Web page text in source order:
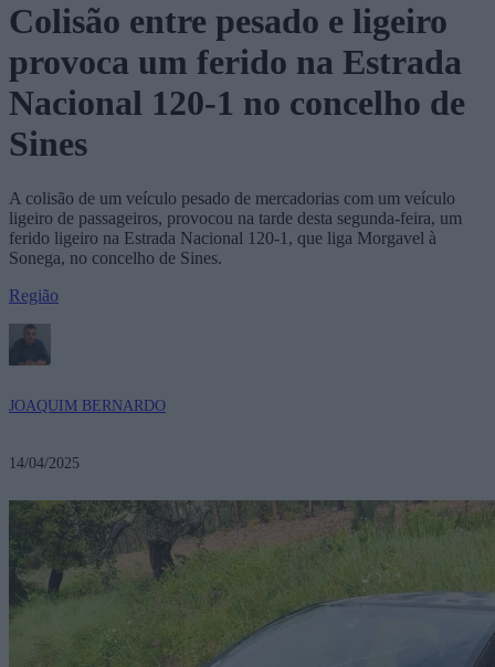
Colisão entre pesado e ligeiro
provoca um ferido na Estrada
Nacional 120-1 no concelho de
Sines
A colisão de um veículo pesado de mercadorias com um veículo
ligeiro de passageiros, provocou na tarde desta segunda-feira, um
ferido ligeiro na Estrada Nacional 120-1, que liga Morgavel à
Sonega, no concelho de Sines.
Região
JOAQUIM BERNARDO
14/04/2025